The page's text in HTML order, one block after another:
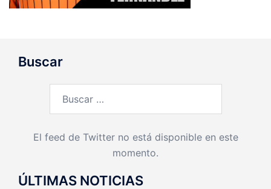
Buscar
El feed de Twitter no está disponible en este
momento.
ÚLTIMAS NOTICIAS